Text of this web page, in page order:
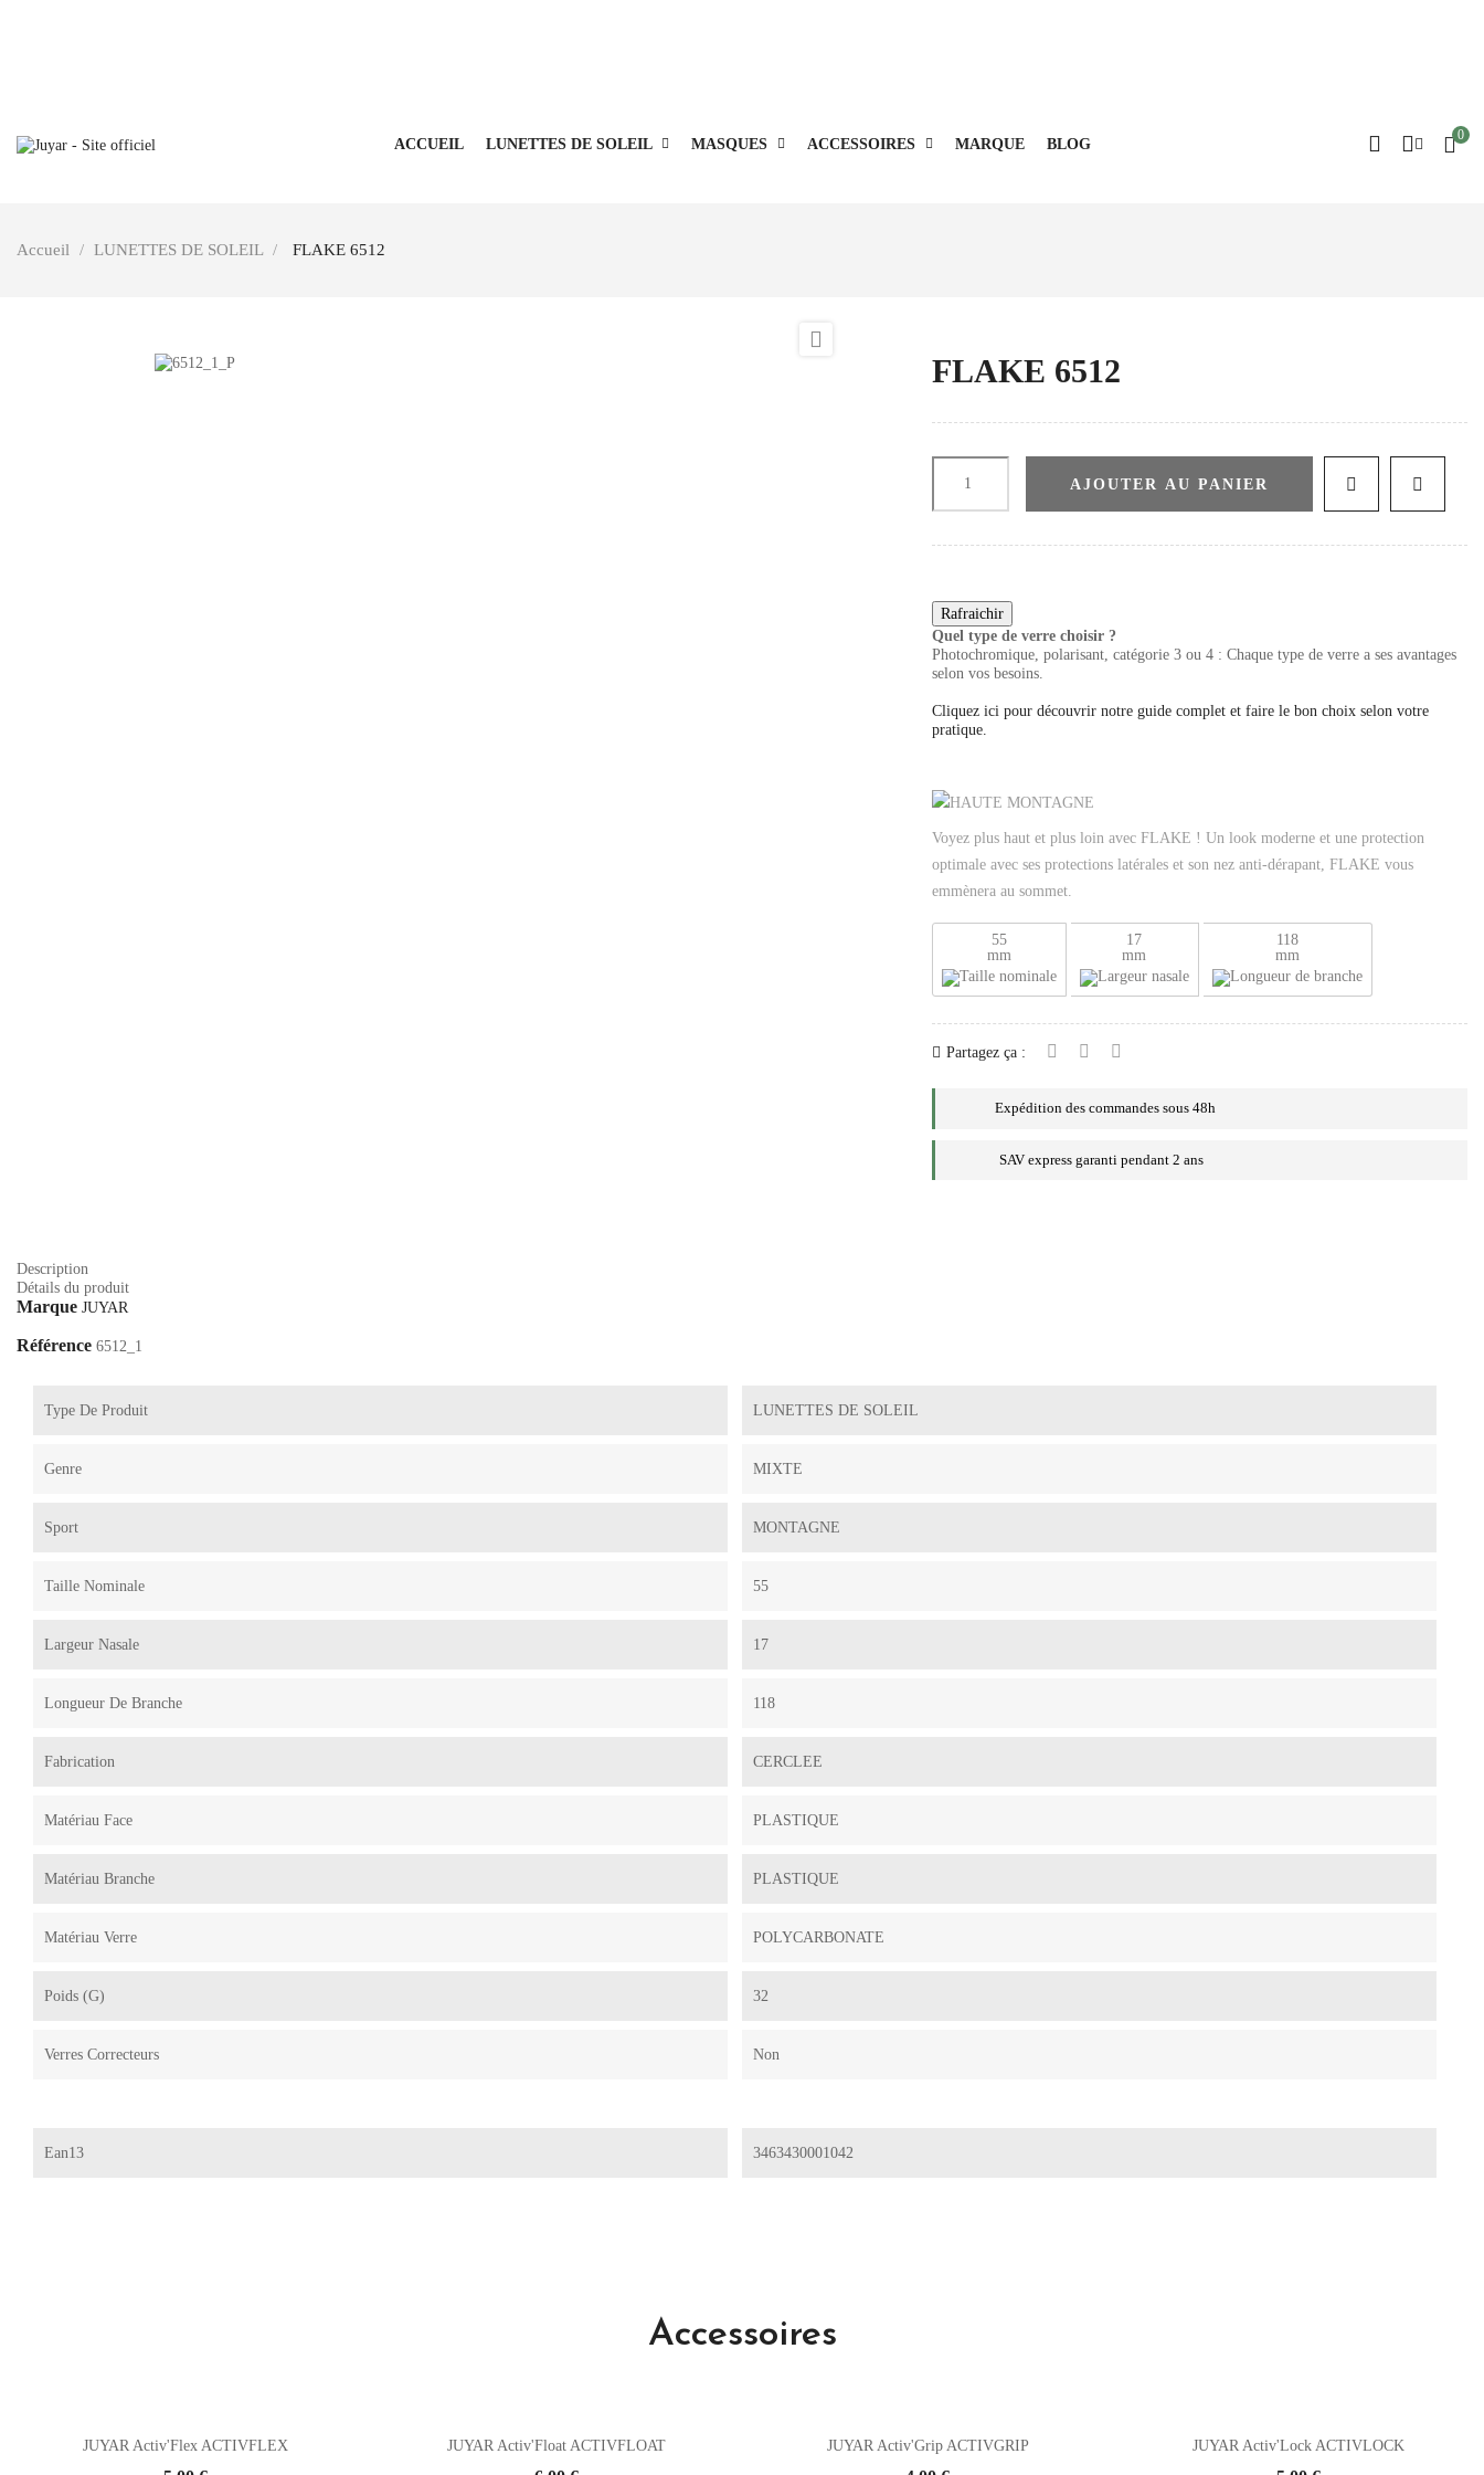
ACCUEIL LUNETTES DE SOLEIL MASQUES ACCESSOIRES MARQUE BLOG
0
Accueil LUNETTES DE SOLEIL FLAKE 6512

FLAKE 6512
AJOUTER AU PANIER
Quel type de verre choisir ?
Photochromique, polarisant, catégorie 3 ou 4 : Chaque type de verre a ses avantages
selon vos besoins.
Cliquez ici pour découvrir notre guide complet et faire le bon choix selon votre
pratique.
Voyez plus haut et plus loin avec FLAKE ! Un look moderne et une protection
optimale avec ses protections latérales et son nez anti-dérapant, FLAKE vous
emmènera au sommet.
55
mm
17
mm
118
mm
Partagez ça :
Expédition des commandes sous 48h
SAV express garanti pendant 2 ans
Description
Détails du produit
Marque JUYAR
Référence 6512_1
Type De Produit LUNETTES DE SOLEIL
Genre MIXTE
Sport MONTAGNE
Taille Nominale 55
Largeur Nasale 17
Longueur De Branche 118
Fabrication CERCLEE
Matériau Face PLASTIQUE
Matériau Branche PLASTIQUE
Matériau Verre POLYCARBONATE
Poids (g) 32
Verres Correcteurs Non
Ean13 3463430001042
Accessoires
JUYAR Activ'Flex ACTIVFLEX
JUYAR Activ'Float ACTIVFLOAT
JUYAR Activ'Grip ACTIVGRIP
JUYAR Activ'Lock ACTIVLOCK